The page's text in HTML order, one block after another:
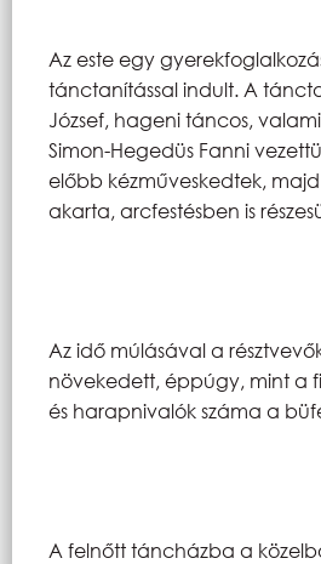
Az este egy
tánctanítással indult. A
József, hageni táncos,
Simon-Hegedüs Fanni
előbb kézműveskedtek,
akarta, arcfestésben is
Az idő múlásával a
növekedett, éppúgy, mint a
és harapnivalók száma a
A felnőtt táncházba a